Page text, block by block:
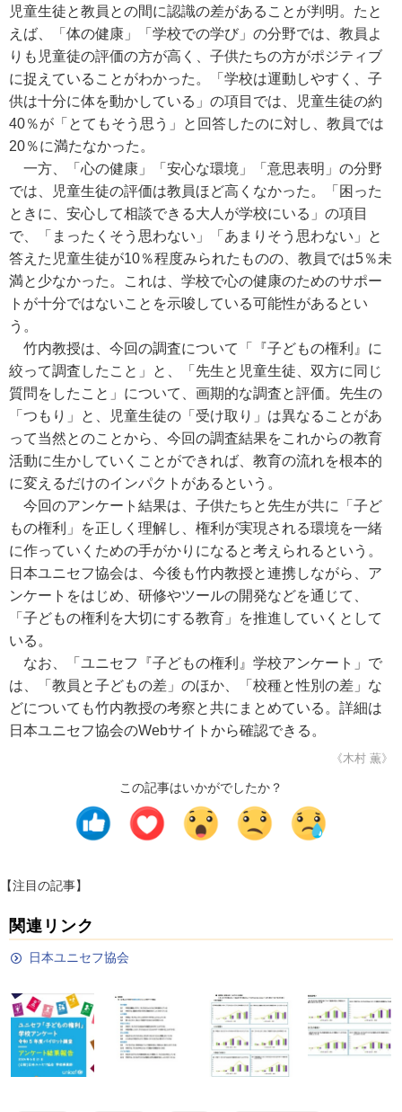
児童生徒と教員との間に認識の差があることが判明。たと
えば、「体の健康」「学校での学び」の分野では、教員よ
りも児童徒の評価の方が高く、子供たちの方がポジティブ
に捉えていることがわかった。「学校は運動しやすく、子
供は十分に体を動かしている」の項目では、児童生徒の約
40％が「とてもそう思う」と回答したのに対し、教員では
20％に満たなかった。
一方、「心の健康」「安心な環境」「意思表明」の分野
では、児童生徒の評価は教員ほど高くなかった。「困った
ときに、安心して相談できる大人が学校にいる」の項目
で、「まったくそう思わない」「あまりそう思わない」と
答えた児童生徒が10％程度みられたものの、教員では5％未
満と少なかった。これは、学校で心の健康のためのサポー
トが十分ではないことを示唆している可能性があるとい
う。
竹内教授は、今回の調査について「『子どもの権利』に
絞って調査したこと」と、「先生と児童生徒、双方に同じ
質問をしたこと」について、画期的な調査と評価。先生の
「つもり」と、児童生徒の「受け取り」は異なることがあ
って当然とのことから、今回の調査結果をこれからの教育
活動に生かしていくことができれば、教育の流れを根本的
に変えるだけのインパクトがあるという。
今回のアンケート結果は、子供たちと先生が共に「子ど
もの権利」を正しく理解し、権利が実現される環境を一緒
に作っていくための手がかりになると考えられるという。
日本ユニセフ協会は、今後も竹内教授と連携しながら、ア
ンケートをはじめ、研修やツールの開発などを通じて、
「子どもの権利を大切にする教育」を推進していくとして
いる。
なお、「ユニセフ『子どもの権利』学校アンケート」で
は、「教員と子どもの差」のほか、「校種と性別の差」な
どについても竹内教授の考察と共にまとめている。詳細は
日本ユニセフ協会のWebサイトから確認できる。
《木村 薫》
この記事はいかがでしたか？
【注目の記事】
関連リンク
日本ユニセフ協会